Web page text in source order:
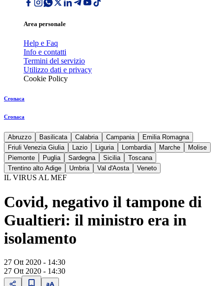
Area personale
Help e Faq
Info e contatti
Termini del servizio
Utilizzo dati e privacy
Cookie Policy
Cronaca
Cronaca
Abruzzo Basilicata Calabria Campania
Emilia Romagna
Friuli Venezia Giulia
Lazio Liguria Lombardia Marche
Molise
Piemonte
Puglia Sardegna Sicilia
Toscana
Trentino alto Adige
Umbria Val d'Aosta Veneto
IL VIRUS AL MEF
Covid, negativo il tampone di
Gualtieri: il ministro era in
isolamento
27 Ott 2020 - 14:30
27 Ott 2020 - 14:30